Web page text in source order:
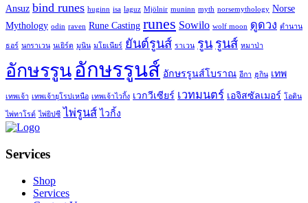
Ansuz bind runes huginn isa laguz Mjölnir muninn myth norsemythology Norse
Mythology odin raven Rune Casting runes Sowilo wolf moon ดูดวง ตำนาน
ธอร์ นกราเวน นเยิร์ด มูนิน มโยเนียร์ ยันต์รูนส์ ราเวน รูน รูนส์ หมาป่า
อักษรรูน อักษรรูนส์ อักษรรูนส์โบราณ อีกา ฮูกิน เทพ
เทพเจ้า เทพเจ้ายุโรปเหนือ เทพเจ้าไวกิ้ง เวกวีเซียร์ เวทมนตร์ เอจิสซัลเมอร์ โอดิน
ไพ่ทาโรต์ ไพ่ยิปซี ไพ่รูนส์ ไวกิ้ง
Services
Shop
Services